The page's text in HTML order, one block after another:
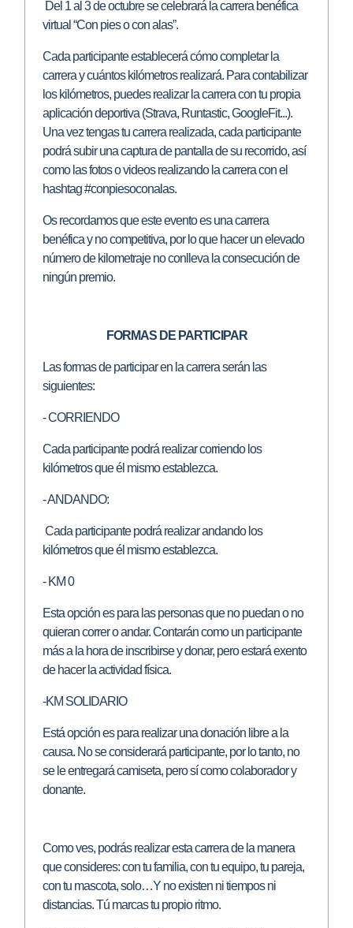
Del 1 al 3 de octubre se celebrará la carrera benéfica
virtual “Con pies o con alas”.
Cada participante establecerá cómo completar la
carrera y cuántos kilómetros realizará. Para contabilizar
los kilómetros, puedes realizar la carrera con tu propia
aplicación deportiva (Strava, Runtastic, GoogleFit...).
Una vez tengas tu carrera realizada, cada participante
podrá subir una captura de pantalla de su recorrido, así
como las fotos o videos realizando la carrera con el
hashtag #conpiesoconalas.
Os recordamos que este evento es una carrera
benéfica y no competitiva, por lo que hacer un elevado
número de kilometraje no conlleva la consecución de
ningún premio.
FORMAS DE PARTICIPAR
Las formas de participar en la carrera serán las
siguientes:
- CORRIENDO
Cada participante podrá realizar corriendo los
kilómetros que él mismo establezca.
- ANDANDO:
Cada participante podrá realizar andando los
kilómetros que él mismo establezca.
- KM 0
Esta opción es para las personas que no puedan o no
quieran correr o andar. Contarán como un participante
más a la hora de inscribirse y donar, pero estará exento
de hacer la actividad física.
-KM SOLIDARIO
Está opción es para realizar una donación libre a la
causa. No se considerará participante, por lo tanto, no
se le entregará camiseta, pero sí como colaborador y
donante.
Como ves, podrás realizar esta carrera de la manera
que consideres: con tu familia, con tu equipo, tu pareja,
con tu mascota, solo…Y no existen ni tiempos ni
distancias. Tú marcas tu propio ritmo.